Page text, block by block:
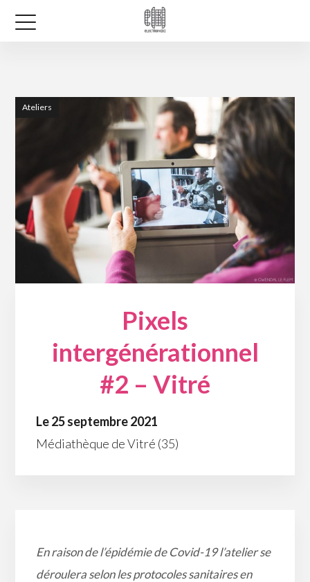
Ateliers
Pixels
intergénérationnel
#2 – Vitré
Le 25 septembre 2021
Médiathèque de Vitré (35)
En raison de l’épidémie de Covid-19 l’atelier se
déroulera selon les protocoles sanitaires en